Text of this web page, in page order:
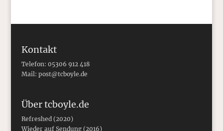
Kontakt
Telefon: 05306 912 418
Mail: post@tcboyle.de
Über tcboyle.de
Refreshed (2020)
Wieder auf Sendung (2016)